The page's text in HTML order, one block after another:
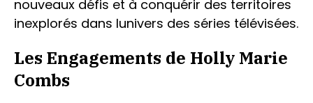
nouveaux défis et à conquérir des territoires
inexplorés dans lunivers des séries télévisées.
Les Engagements de Holly Marie
Combs